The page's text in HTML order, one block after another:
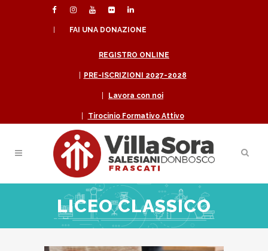
FAI UNA DONAZIONE
REGISTRO ONLINE
PRE-ISCRIZIONI 2027-2028
Lavora con noi
Tirocinio Formativo Attivo
LICEO CLASSICO